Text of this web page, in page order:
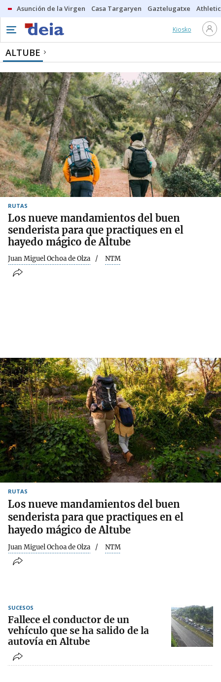
Asunción de la Virgen Casa Targaryen Gaztelugatxe Athletic
Kiosko
ALTUBE
RUTAS
Los nueve mandamientos del buen
senderista para que practiques en el
hayedo mágico de Altube
Juan Miguel Ochoa de Olza NTM
RUTAS
Los nueve mandamientos del buen
senderista para que practiques en el
hayedo mágico de Altube
Juan Miguel Ochoa de Olza NTM
SUCESOS
Fallece el conductor de un
vehículo que se ha salido de la
autovía en Altube